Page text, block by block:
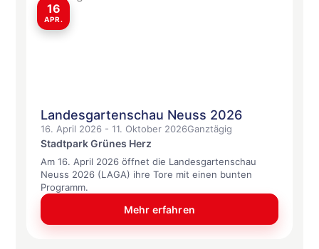
16
APR.
Landesgartenschau Neuss 2026
16. April 2026 - 11. Oktober 2026Ganztägig
Stadtpark Grünes Herz
Am 16. April 2026 öffnet die Landesgartenschau
Neuss 2026 (LAGA) ihre Tore mit einen bunten
Programm.
Mehr erfahren